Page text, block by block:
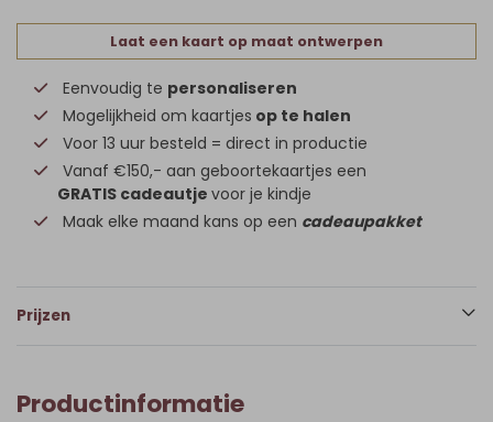
Laat een kaart op maat ontwerpen
Eenvoudig te personaliseren
Mogelijkheid om kaartjes op te halen
Voor 13 uur besteld = direct in productie
Vanaf €150,- aan geboortekaartjes een
GRATIS cadeautje voor je kindje
Maak elke maand kans op een cadeaupakket
Prijzen
Productinformatie